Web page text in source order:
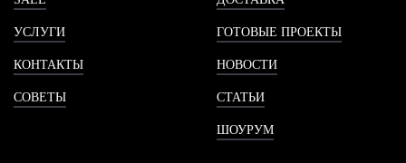
УСЛУГИ
КОНТАКТЫ
СОВЕТЫ
ГОТОВЫЕ ПРОЕКТЫ
НОВОСТИ
СТАТЬИ
ШОУРУМ